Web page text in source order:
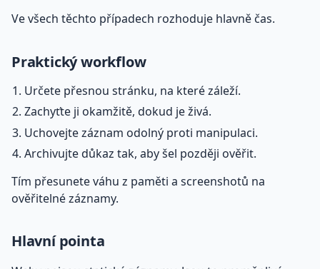
Ve všech těchto případech rozhoduje hlavně čas.
Praktický workflow
Určete přesnou stránku, na které záleží.
Zachyťte ji okamžitě, dokud je živá.
Uchovejte záznam odolný proti manipulaci.
Archivujte důkaz tak, aby šel později ověřit.
Tím přesunete váhu z paměti a screenshotů na
ověřitelné záznamy.
Hlavní pointa